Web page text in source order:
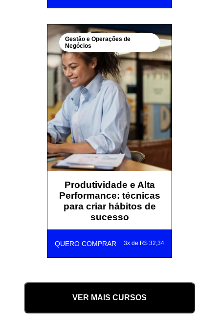
Gestão e Operações de
Negócios
Produtividade e Alta
Performance: técnicas
para criar hábitos de
sucesso
QUERO COMPRAR 3x de R$ 32,34
VER MAIS CURSOS